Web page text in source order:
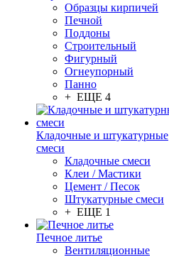
Образцы кирпичей
Печной
Поддоны
Строительный
Фигурный
Огнеупорный
Панно
+ ЕЩЕ 4
Кладочные и штукатурные
смеси
Кладочные смеси
Клеи / Мастики
Цемент / Песок
Штукатурные смеси
+ ЕЩЕ 1
Печное литье
Вентиляционные